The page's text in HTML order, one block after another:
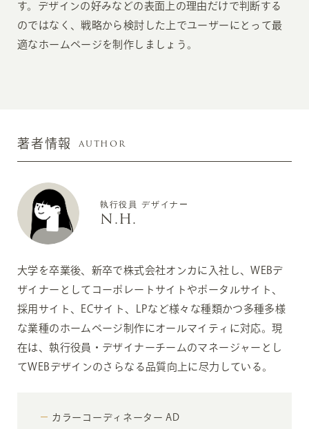
す。デザインの好みなどの表面上の理由だけで判断する
のではなく、戦略から検討した上でユーザーにとって最
適なホームページを制作しましょう。
著者情報 AUTHOR
執行役員 デザイナー
N.H.
大学を卒業後、新卒で株式会社オンカに入社し、WEBデ
ザイナーとしてコーポレートサイトやポータルサイト、
採用サイト、ECサイト、LPなど様々な種類かつ多種多様
な業種のホームページ制作にオールマイティに対応。現
在は、執行役員・デザイナーチームのマネージャーとし
てWEBデザインのさらなる品質向上に尽力している。
カラーコーディネーター AD